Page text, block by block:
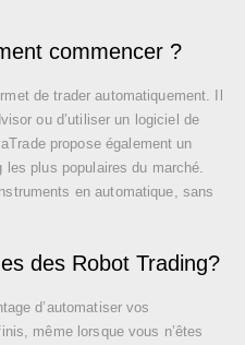
commencer ?
de trader automatiquement. Il
ou d’utiliser un logiciel de
propose également un
plus populaires du marché.
en automatique, sans
des Robot Trading?
d’automatiser vos
même lorsque vous n’êtes